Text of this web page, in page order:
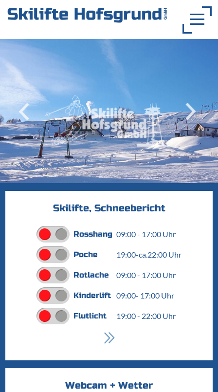
Skilifte, Schneebericht
Rosshang 09:00 - 17:00 Uhr
Poche 19:00-ca.22:00 Uhr
Rotlache 09:00 - 17:00 Uhr
Kinderlift 09:00- 17:00 Uhr
Flutlicht 19:00 - 22:00 Uhr
Webcam + Wetter